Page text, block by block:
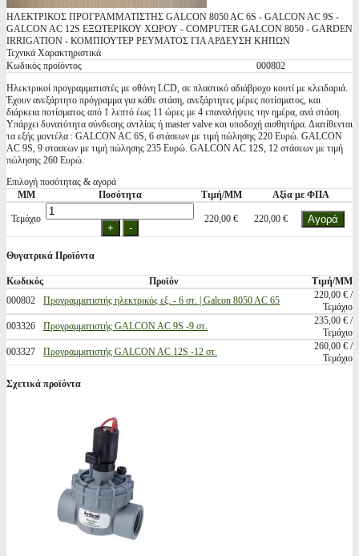
ΗΛΕΚΤΡΙΚΟΣ ΠΡΟΓΡΑΜΜΑΤΙΣΤΗΣ GALCON 8050 AC 6S - GALCON AC 9S -
GALCON AC 12S ΕΞΩΤΕΡΙΚΟΥ ΧΩΡΟΥ - COMPUTER GALCON 8050 - GARDEN
IRRIGATION - ΚΟΜΠΙΟΥΤΕΡ ΡΕΥΜΑΤΟΣ ΓΙΑ ΑΡΔΕΥΣΗ ΚΗΠΩΝ
Τεχνικά Χαρακτηριστικά
Κωδικός προϊόντος
000802
Ηλεκτρικοί προγραμματιστές με οθόνη LCD, σε πλαστικό αδιάβροχο κουτί με κλειδαριά.
Έχουν ανεξάρτητο πρόγραμμα για κάθε στάση, ανεξάρτητες μέρες ποτίσματος, και
διάρκεια ποτίσματος από 1 λεπτό έως 11 ώρες με 4 επαναλήψεις την ημέρα, ανά στάση.
Υπάρχει δυνατότητα σύνδεσης αντλίας ή master valve και υποδοχή αισθητήρα. Διατίθενται
τα εξής μοντέλα : GALCON AC 6S, 6 στάσεων με τιμή πώλησης 220 Ευρώ. GALCON
AC 9S, 9 στασεων με τιμή πώλησης 235 Ευρώ. GALCON AC 12S, 12 στάσεων με τιμή
πώλησης 260 Ευρώ.
Επιλογή ποσότητας & αγορά
ΜΜ
Ποσότητα Τιμή/ΜΜ Αξία με ΦΠΑ
Τεμάχιο 220,00 € 220,00 €
Θυγατρικά Προϊόντα
Κωδικός Προϊόν
Τιμή/ΜΜ
000802
Προγραμματιστής ηλεκτρικός εξ. - 6 στ. | Galcon 8050 AC 65
220,00 € /
Τεμάχιο
003326
Προγραμματιστής GALCON AC 9S -9 στ.
235,00 € /
Τεμάχιο
003327
Προγραμματιστής GALCON AC 12S -12 στ.
260,00 € /
Τεμάχιο
Σχετικά προϊόντα